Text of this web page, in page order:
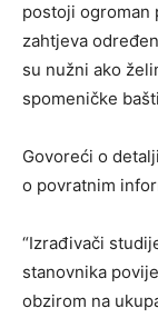
postoji ogroman
zahtjeva
su nužni ako
spomeničke
Govoreći o
o povratnim
“Izrađivači
stanovnika
obzirom na